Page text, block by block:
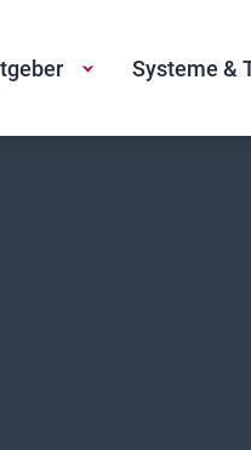
Systeme &